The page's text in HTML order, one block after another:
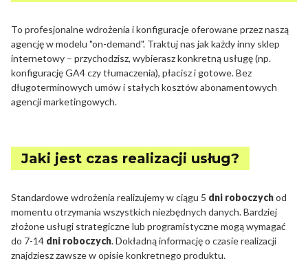
To profesjonalne wdrożenia i konfiguracje oferowane przez naszą
agencję w modelu "on-demand". Traktuj nas jak każdy inny sklep
internetowy – przychodzisz, wybierasz konkretną usługę (np.
konfigurację GA4 czy tłumaczenia), płacisz i gotowe. Bez
długoterminowych umów i stałych kosztów abonamentowych
agencji marketingowych.
Jaki jest czas realizacji usług?
Standardowe wdrożenia realizujemy w ciągu 5 dni roboczychod
momentu otrzymania wszystkich niezbędnych danych. Bardziej
złożone usługi strategiczne lub programistyczne mogą wymagać
do 7-14 dni roboczych. Dokładną informację o czasie realizacji
znajdziesz zawsze w opisie konkretnego produktu.